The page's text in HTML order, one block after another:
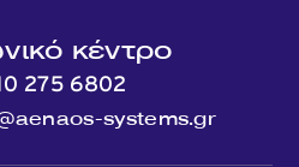
κέντρο
275 6802
systems.gr